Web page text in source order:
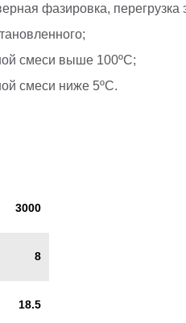
фазировка, перегрузка
смеси выше 100ºС;
смеси ниже 5ºС.
3000
8
18.5